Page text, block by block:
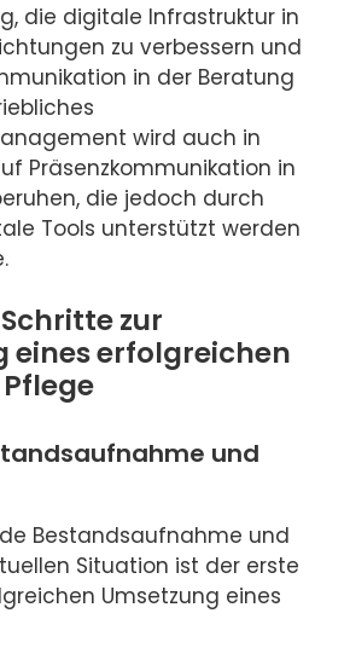
die digitale Infrastruktur in
zu verbessern und
in der Beratung
wird auch in
Präsenzkommunikation in
die jedoch durch
Tools unterstützt werden
zur
eines erfolgreichen
Pflege
und
Bestandsaufnahme und
Situation ist der erste
Umsetzung eines